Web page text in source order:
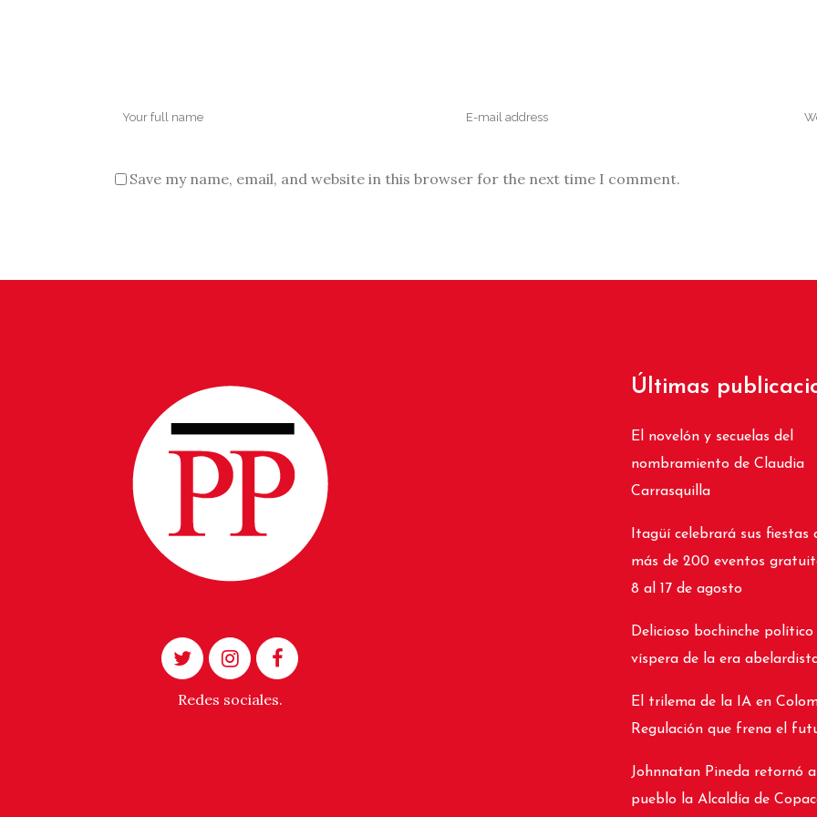
Save my name, email, and website in this browser for the next time I comment.
Redes sociales.
Últimas
El novelón y secuelas del
nombramiento de Claudia
Carrasquilla
Itagüí celebrará sus fiestas
más de 200 eventos
8 al 17 de agosto
Delicioso bochinche político
víspera de la era
El trilema de la IA en
Regulación que frena el
Johnnatan Pineda retornó
pueblo la Alcaldía de